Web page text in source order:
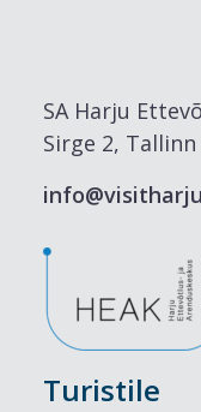
SA Harju
Sirge 2, Tallinn
Turistile